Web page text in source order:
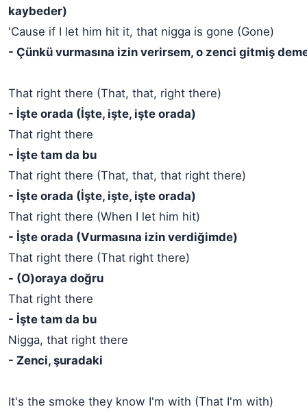
kaybeder)
'Cause if I let him hit it, that nigga is gone (Gone)
- Çünkü vurmasına izin verirsem, o zenci gitmiş
That right there (That, that, right there)
- İşte orada (İşte, işte, işte orada)
That right there
- İşte tam da bu
That right there (That, that, that right there)
- İşte orada (İşte, işte, işte orada)
That right there (When I let him hit)
- İşte orada (Vurmasına izin verdiğimde)
That right there (That right there)
- (O)oraya doğru
That right there
- İşte tam da bu
Nigga, that right there
- Zenci, şuradaki
It's the smoke they know I'm with (That I'm with)